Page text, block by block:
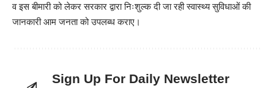
व इस बीमारी को लेकर सरकार द्वारा निःशुल्क दी जा रही स्वास्थ्य सुविधाओं की
जानकारी आम जनता को उपलब्ध कराए।
Sign Up For Daily Newsletter